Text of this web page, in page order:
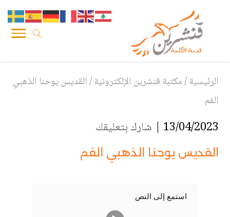
الرئيسية/مكتبة قنشرين الإلكترونية/القديس يوحنا الذهبي
الفم
13/04/2023 | شارك بتعليقك
القديس يوحنا الذهبي الفم
استمع إلى النص